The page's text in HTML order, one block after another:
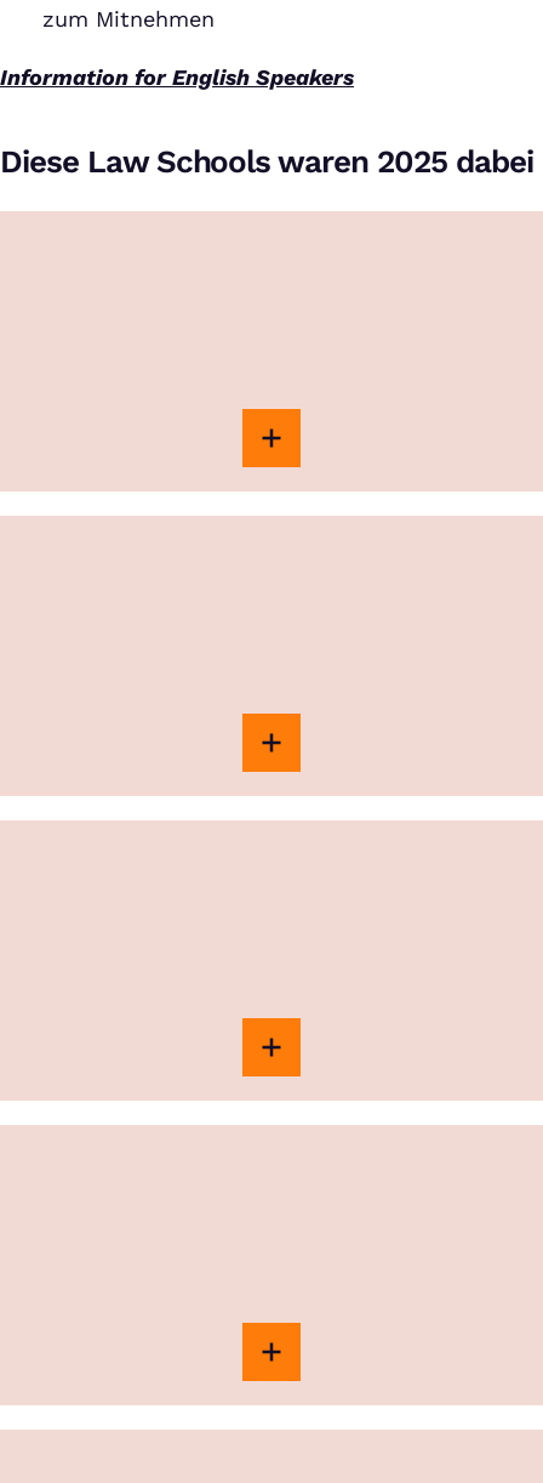
zum Mitnehmen
Information for English Speakers
Diese Law Schools waren 2025 dabei